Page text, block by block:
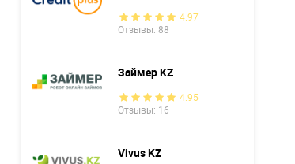
4.97
Отзывы: 88
Займер KZ
4.95
Отзывы: 16
Vivus KZ